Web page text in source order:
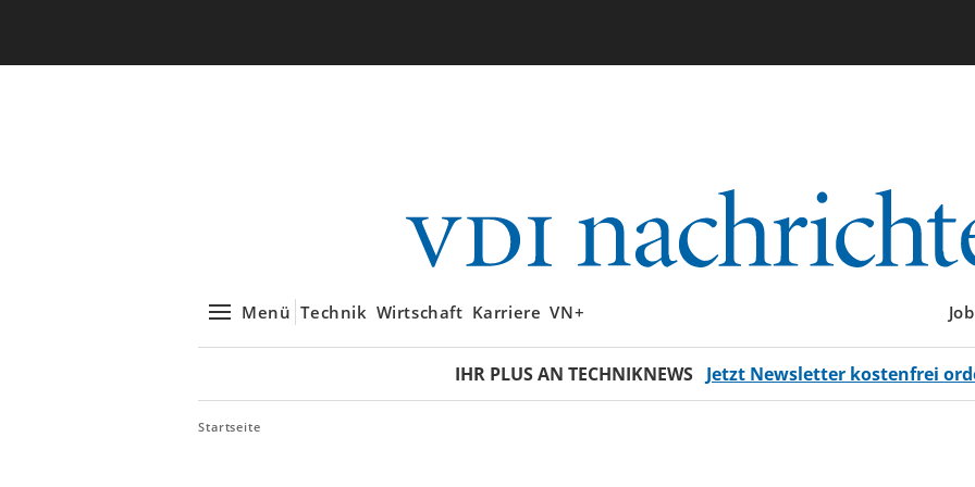
Menü Technik Wirtschaft Karriere VN+
IHR PLUS AN TECHNIKNEWS Jetzt Newsletter kostenfrei
Startseite